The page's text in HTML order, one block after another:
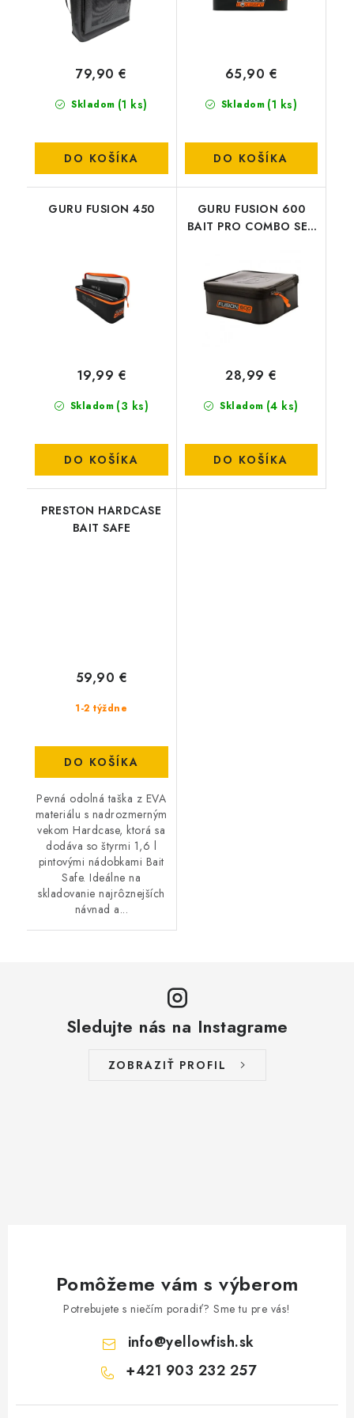
Skladom (1 ks)
79,90 €
DO KOŠÍKA
Skladom (1 ks)
65,90 €
DO KOŠÍKA
GURU FUSION 450
Skladom (3 ks)
19,99 €
DO KOŠÍKA
GURU FUSION 600
BAIT PRO COMBO SET
Skladom (4 ks)
28,99 €
DO KOŠÍKA
PRESTON HARDCASE
BAIT SAFE
1-2 týždne
59,90 €
DO KOŠÍKA
Pevná odolná taška z EVA
materiálu s nadrozmerným
vekom Hardcase, ktorá sa
dodáva so štyrmi 1,6 l
pintovými nádobkami Bait
Safe. Ideálne na
skladovanie najrôznejších
návnad a...
Sledujte nás na Instagrame
ZOBRAZIŤ PROFIL
Pomôžeme vám s výberom
Potrebujete s niečím poradiť? Sme tu pre vás!
info@yellowfish.sk
+421 903 232 257